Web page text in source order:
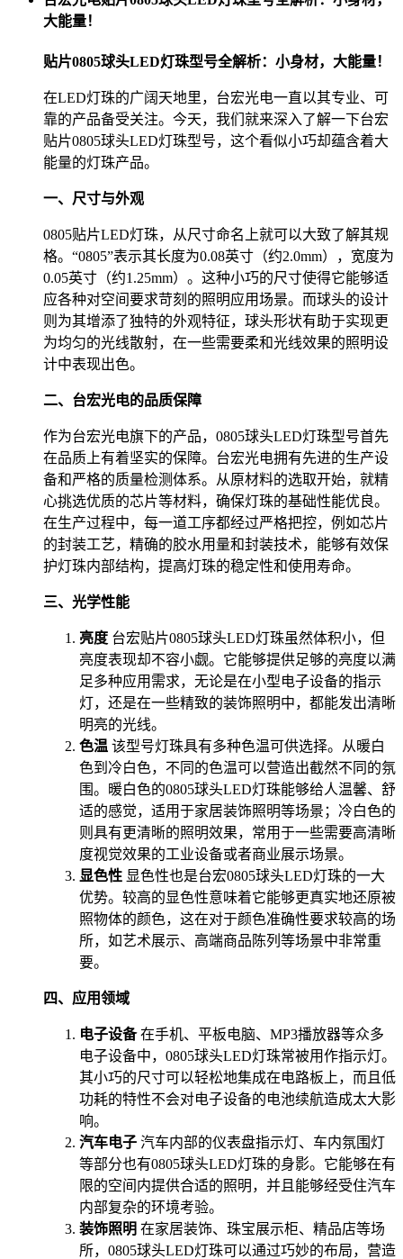
大能量！
贴片0805球头LED灯珠型号全解析：小身材，大能量！
在LED灯珠的广阔天地里，台宏光电一直以其专业、可
靠的产品备受关注。今天，我们就来深入了解一下台宏
贴片0805球头LED灯珠型号，这个看似小巧却蕴含着大
能量的灯珠产品。
一、尺寸与外观
0805贴片LED灯珠，从尺寸命名上就可以大致了解其规
格。“0805”表示其长度为0.08英寸（约2.0mm），宽度为
0.05英寸（约1.25mm）。这种小巧的尺寸使得它能够适
应各种对空间要求苛刻的照明应用场景。而球头的设计
则为其增添了独特的外观特征，球头形状有助于实现更
为均匀的光线散射，在一些需要柔和光线效果的照明设
计中表现出色。
二、台宏光电的品质保障
作为台宏光电旗下的产品，0805球头LED灯珠型号首先
在品质上有着坚实的保障。台宏光电拥有先进的生产设
备和严格的质量检测体系。从原材料的选取开始，就精
心挑选优质的芯片等材料，确保灯珠的基础性能优良。
在生产过程中，每一道工序都经过严格把控，例如芯片
的封装工艺，精确的胶水用量和封装技术，能够有效保
护灯珠内部结构，提高灯珠的稳定性和使用寿命。
三、光学性能
亮度 台宏贴片0805球头LED灯珠虽然体积小，但
亮度表现却不容小觑。它能够提供足够的亮度以满
足多种应用需求，无论是在小型电子设备的指示
灯，还是在一些精致的装饰照明中，都能发出清晰
明亮的光线。
色温 该型号灯珠具有多种色温可供选择。从暖白
色到冷白色，不同的色温可以营造出截然不同的氛
围。暖白色的0805球头LED灯珠能够给人温馨、舒
适的感觉，适用于家居装饰照明等场景；冷白色的
则具有更清晰的照明效果，常用于一些需要高清晰
度视觉效果的工业设备或者商业展示场景。
显色性 显色性也是台宏0805球头LED灯珠的一大
优势。较高的显色性意味着它能够更真实地还原被
照物体的颜色，这在对于颜色准确性要求较高的场
所，如艺术展示、高端商品陈列等场景中非常重
要。
四、应用领域
电子设备在手机、平板电脑、MP3播放器等众多
电子设备中，0805球头LED灯珠常被用作指示灯。
其小巧的尺寸可以轻松地集成在电路板上，而且低
功耗的特性不会对电子设备的电池续航造成太大影
响。
汽车电子 汽车内部的仪表盘指示灯、车内氛围灯
等部分也有0805球头LED灯珠的身影。它能够在有
限的空间内提供合适的照明，并且能够经受住汽车
内部复杂的环境考验。
装饰照明 在家居装饰、珠宝展示柜、精品店等场
所，0805球头LED灯珠可以通过巧妙的布局，营造